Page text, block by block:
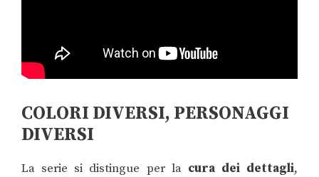
COLORI DIVERSI, PERSONAGGI
DIVERSI
La serie si distingue per la cura dei dettagli,